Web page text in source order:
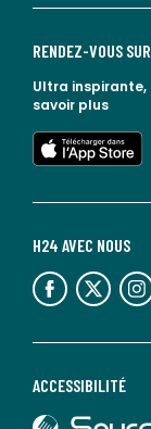
ACCESSIBILITÉ
H24 AVEC NOUS
lien vers l'espace réseaux sociaux lien vers l'espace réseaux sociaux lien vers l'espace
RENDEZ-VOUS
Ultra inspirante,
savoir plus
lien vers l'app store